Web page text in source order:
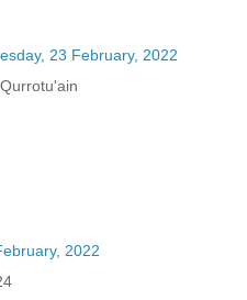
23 February, 2022
2022